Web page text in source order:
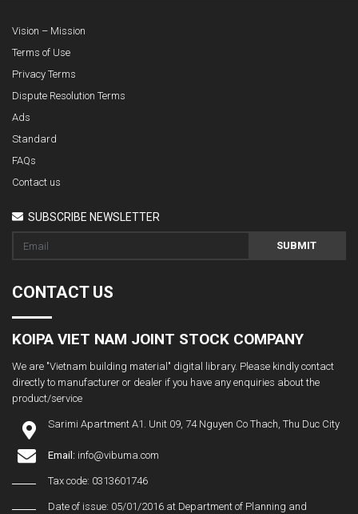
Vision – Mission
Terms of Use
Privacy Terms
Dispute Resolution Terms
Ads
Standard
FAQs
Contact us
SUBSCRIBE NEWSLETTER
SUBMIT
CONTACT US
KOIPA VIET NAM JOINT STOCK COMPANY
We are "Vietnam building material" digital library. Please kindly contact
directly to manufacturer or dealer if you have any enquiries about the
product/service
Sarimi Apartment A1. Unit 09, 74 Nguyen Co Thach, Thu Duc City
Email: info@vibuma.com
Tax code: 0313601746
Date of issue: 05/01/2016 at Department of Planning and